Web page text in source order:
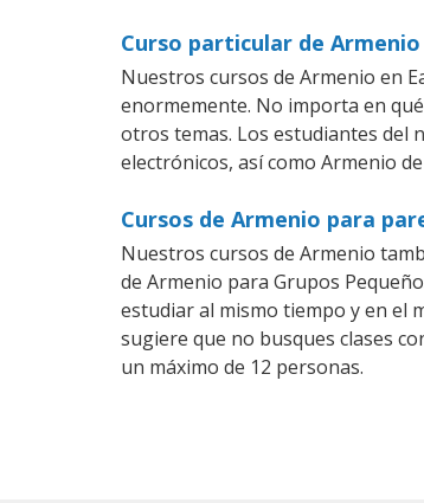
Curso particular de
Nuestros cursos de Armenio en
enormemente. No importa en
otros temas. Los estudiantes del
electrónicos, así como Armenio
Cursos de Armenio para
Nuestros cursos de Armenio
de Armenio para Grupos
estudiar al mismo tiempo y en el
sugiere que no busques clases
un máximo de 12 personas.